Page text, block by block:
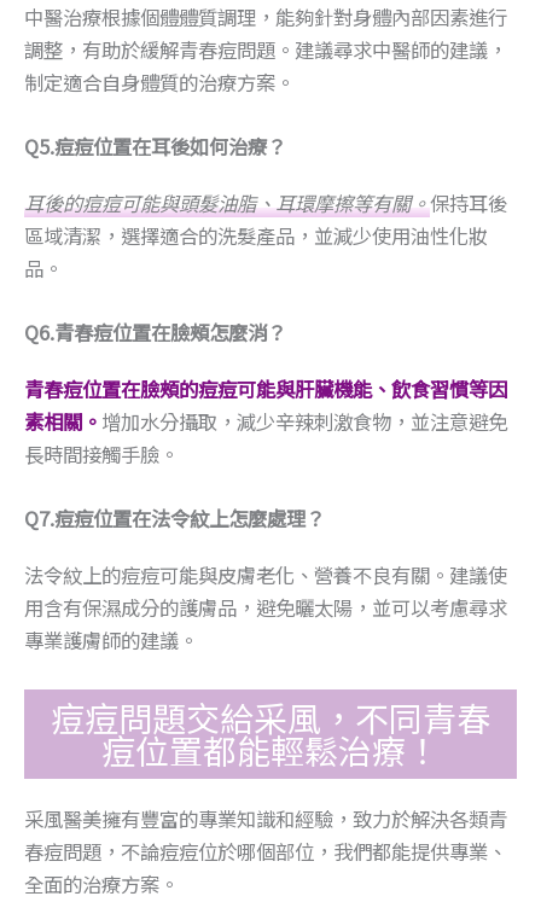
中醫治療根據個體體質調理，能夠針對身體內部因素進行
調整，有助於緩解青春痘問題。建議尋求中醫師的建議，
制定適合自身體質的治療方案。
Q5.痘痘位置在耳後如何治療？
耳後的痘痘可能與頭髮油脂、耳環摩擦等有關。保持耳後
區域清潔，選擇適合的洗髮產品，並減少使用油性化妝
品。
Q6.青春痘位置在臉頰怎麼消？
青春痘位置在臉頰的痘痘可能與肝臟機能、飲食習慣等因
素相關。 增加水分攝取，減少辛辣刺激食物，並注意避免
長時間接觸手臉。
Q7.痘痘位置在法令紋上怎麼處理？
法令紋上的痘痘可能與皮膚老化、營養不良有關。建議使
用含有保濕成分的護膚品，避免曬太陽，並可以考慮尋求
專業護膚師的建議。
痘痘問題交給采風，不同青春
痘位置都能輕鬆治療！
采風醫美擁有豐富的專業知識和經驗，致力於解決各類青
春痘問題，不論痘痘位於哪個部位，我們都能提供專業、
全面的治療方案。